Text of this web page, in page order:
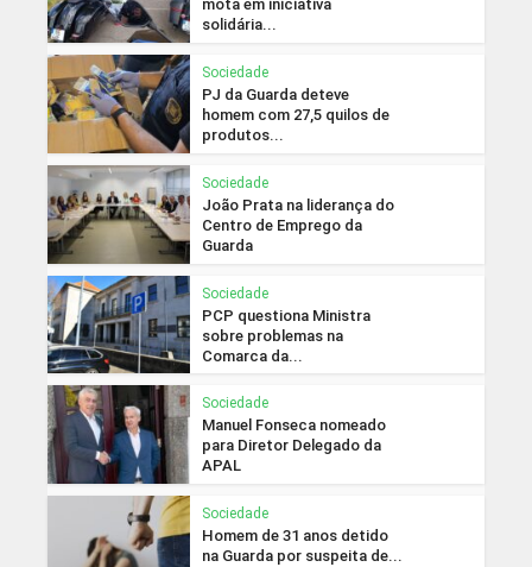
mota em iniciativa
solidária...
Sociedade
PJ da Guarda deteve
homem com 27,5 quilos de
produtos...
Sociedade
João Prata na liderança do
Centro de Emprego da
Guarda
Sociedade
PCP questiona Ministra
sobre problemas na
Comarca da...
Sociedade
Manuel Fonseca nomeado
para Diretor Delegado da
APAL
Sociedade
Homem de 31 anos detido
na Guarda por suspeita de...